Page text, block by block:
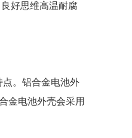
良好思维高温耐腐
。铝合金电池外
金电池外壳会采用